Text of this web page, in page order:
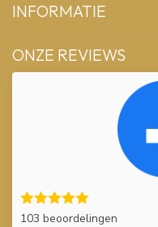
INFORMATIE
ONZE REVIEWS
103 beoordelingen